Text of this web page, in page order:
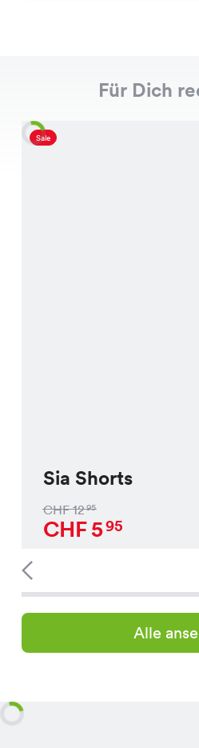
Für Dich
Sale
Sia Shorts
CHF1295
CHF595
Alle